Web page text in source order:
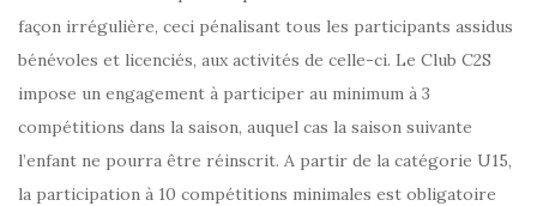
façon irrégulière, ceci pénalisant tous les participants assidus
bénévoles et licenciés, aux activités de celle-ci. Le Club C2S
impose un engagement à participer au minimum à 3
compétitions dans la saison, auquel cas la saison suivante
l’enfant ne pourra être réinscrit. A partir de la catégorie U15,
la participation à 10 compétitions minimales est obligatoire